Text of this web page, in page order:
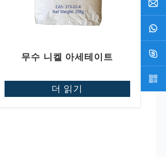
무수 니켈 아세테이트
더 읽기